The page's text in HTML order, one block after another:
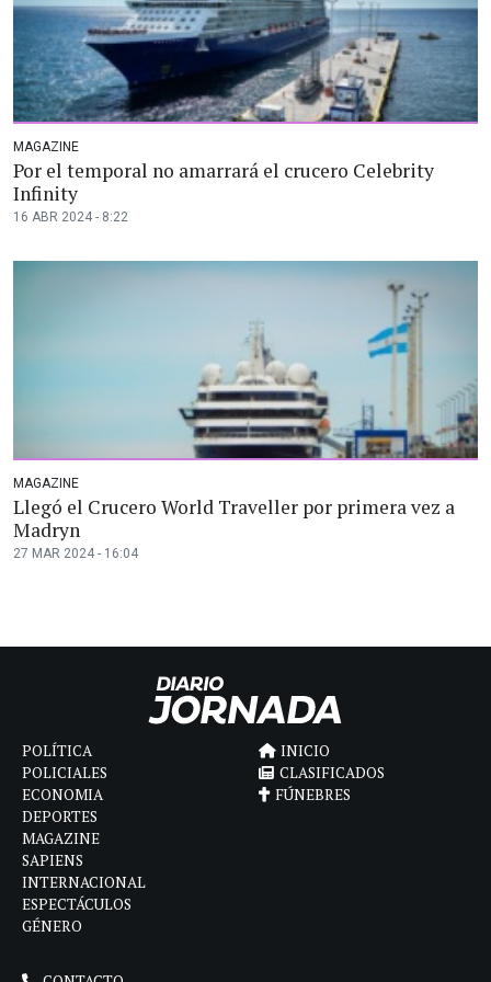
MAGAZINE
Por el temporal no amarrará el crucero Celebrity
Infinity
16 ABR 2024 - 8:22
MAGAZINE
Llegó el Crucero World Traveller por primera vez a
Madryn
27 MAR 2024 - 16:04
POLÍTICA
POLICIALES
ECONOMIA
DEPORTES
MAGAZINE
SAPIENS
INTERNACIONAL
ESPECTÁCULOS
GÉNERO
INICIO
CLASIFICADOS
FÚNEBRES